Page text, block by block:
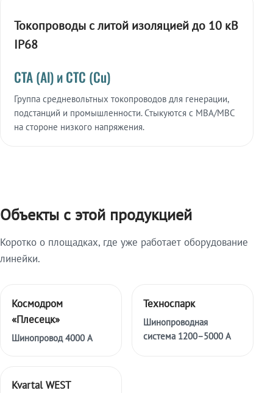
Токопроводы с литой изоляцией до 10 кВ
IP68
СТА (Al) и СТС (Cu)
Группа средневольтных токопроводов для генерации,
подстанций и промышленности. Стыкуются с МВА/МВС
на стороне низкого напряжения.
Объекты с этой продукцией
Коротко о площадках, где уже работает оборудование
линейки.
Космодром
«Плесецк»
Шинопровод 4000 А
Техноспарк
Шинопроводная
система 1200–5000 А
Kvartal WEST